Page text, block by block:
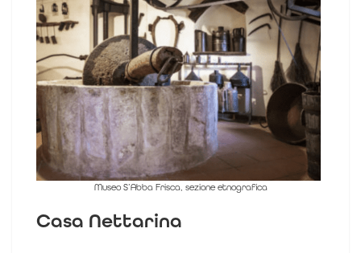
Museo S’Abba Frisca, sezione etnografica
Casa Nettarina